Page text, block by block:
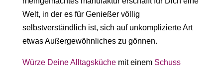
Welt, in der es für Genießer völlig
selbstverständlich ist, sich auf unkomplizierte Art
etwas Außergewöhnliches zu gönnen.
Würze Deine Alltagsküchemit einem Schuss